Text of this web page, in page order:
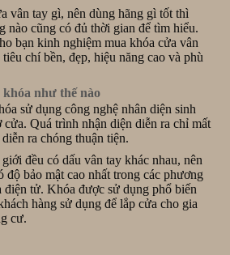
vân tay gì, nên dùng hãng gì tốt thì
nào cũng có đủ thời gian để tìm hiểu.
bạn kinh nghiệm mua khóa cửa vân
chí bền, đẹp, hiệu năng cao và phù
như thế nào
sử dụng công nghệ nhân diện sinh
cửa. Quá trình nhận diện diễn ra chỉ mất
ra chóng thuận tiện.
đều có dấu vân tay khác nhau, nên
độ bảo mật cao nhất trong các phương
điện tử. Khóa được sử dụng phổ biến
hàng sử dụng để lắp cửa cho gia
cư.